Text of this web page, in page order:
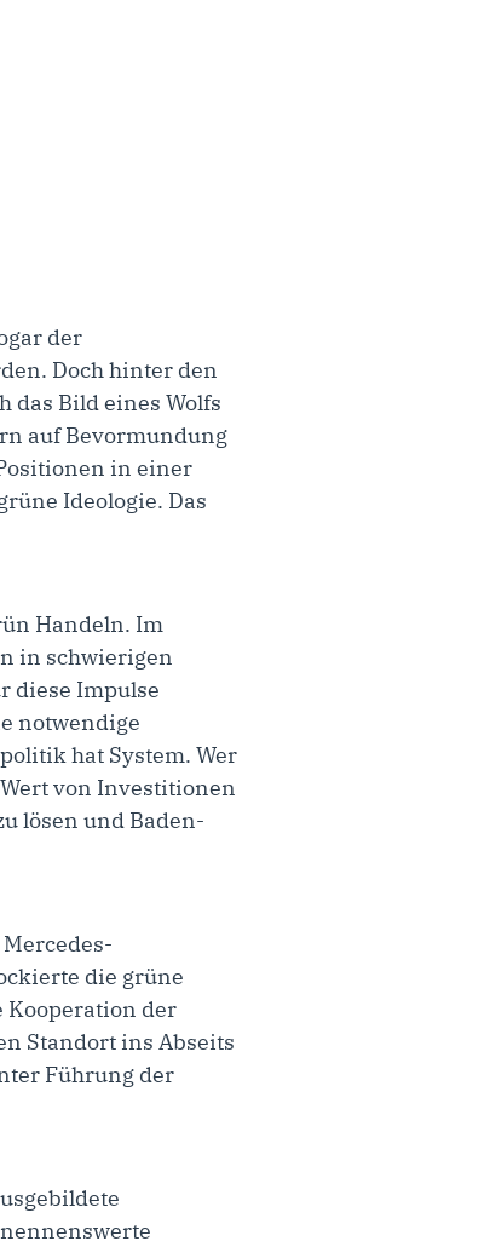
der
Doch hinter den
das Bild eines Wolfs
auf Bevormundung
in einer
Ideologie. Das
Handeln. Im
in schwierigen
diese Impulse
notwendige
hat System. Wer
von Investitionen
lösen und Baden-
die grüne
Kooperation der
Standort ins Abseits
Führung der